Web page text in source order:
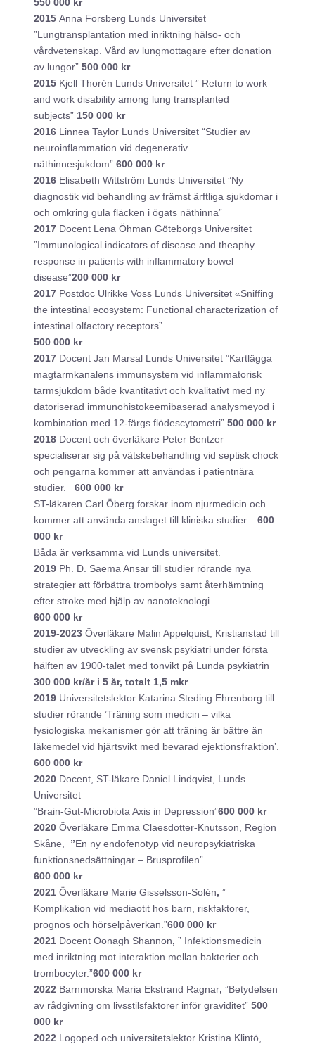
2015 Anna Forsberg Lunds Universitet
”Lungtransplantation med inriktning hälso- och
vårdvetenskap. Vård av lungmottagare efter donation
av lungor” 500 000 kr
2015 Kjell Thorén Lunds Universitet ” Return to work
and work disability among lung transplanted
subjects” 150 000 kr
2016 Linnea Taylor Lunds Universitet “Studier av
neuroinflammation vid degenerativ
näthinnesjukdom” 600 000 kr
2016 Elisabeth Wittström Lunds Universitet ”Ny
diagnostik vid behandling av främst ärftliga sjukdomar i
och omkring gula fläcken i ögats näthinna”
2017 Docent Lena Öhman Göteborgs Universitet
”Immunological indicators of disease and theaphy
response in patients with inflammatory bowel
disease”200 000 kr
2017 Postdoc Ulrikke Voss Lunds Universitet «Sniffing
the intestinal ecosystem: Functional characterization of
intestinal olfactory receptors”
500 000 kr
2017 Docent Jan Marsal Lunds Universitet ”Kartlägga
magtarmkanalens immunsystem vid inflammatorisk
tarmsjukdom både kvantitativt och kvalitativt med ny
datoriserad immunohistokeemibaserad analysmeyod i
kombination med 12-färgs flödescytometri” 500 000 kr
2018 Docent och överläkare Peter Bentzer
specialiserar sig på vätskebehandling vid septisk chock
och pengarna kommer att användas i patientnära
studier. 600 000 kr
ST-läkaren Carl Öberg forskar inom njurmedicin och
kommer att använda anslaget till kliniska studier. 600
000 kr
Båda är verksamma vid Lunds universitet.
2019 Ph. D. Saema Ansar till studier rörande nya
strategier att förbättra trombolys samt återhämtning
efter stroke med hjälp av nanoteknologi.
600 000 kr
2019-2023 Överläkare Malin Appelquist, Kristianstad till
studier av utveckling av svensk psykiatri under första
hälften av 1900-talet med tonvikt på Lunda psykiatrin
300 000 kr/år i 5 år, totalt 1,5 mkr
2019 Universitetslektor Katarina Steding Ehrenborg till
studier rörande ’Träning som medicin – vilka
fysiologiska mekanismer gör att träning är bättre än
läkemedel vid hjärtsvikt med bevarad ejektionsfraktion’.
600 000 kr
2020 Docent, ST-läkare Daniel Lindqvist, Lunds
Universitet
”Brain-Gut-Microbiota Axis in Depression”600 000 kr
2020 Överläkare Emma Claesdotter-Knutsson, Region
Skåne, ”En ny endofenotyp vid neuropsykiatriska
funktionsnedsättningar – Brusprofilen”
600 000 kr
2021 Överläkare Marie Gisselsson-Solén, ”
Komplikation vid mediaotit hos barn, riskfaktorer,
prognos och hörselpåverkan.”600 000 kr
2021 Docent Oonagh Shannon, ” Infektionsmedicin
med inriktning mot interaktion mellan bakterier och
trombocyter.”600 000 kr
2022 Barnmorska Maria Ekstrand Ragnar, ”Betydelsen
av rådgivning om livsstilsfaktorer inför graviditet” 500
000 kr
2022 Logoped och universitetslektor Kristina Klintö,